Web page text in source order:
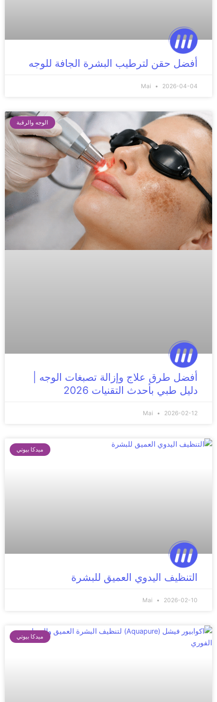
أفضل حقن لترطيب البشرة الجافة للوجه
Mai 2026-04-04
الوجه والرقبة
أفضل طرق علاج وإزالة تصبغات الوجه |
دليل طبي بأحدث التقنيات 2026
Mai 2026-02-12
ميدكا بيوتي
التنظيف اليدوي العميق للبشرة
Mai 2026-02-10
ميدكا بيوتي